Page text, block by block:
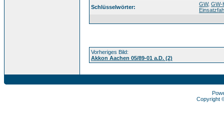
Schlüsselwörter: GW, GW-
Vorheriges Bild:
Akkon Aachen 05/89-01 a.D. (2)
Copyright